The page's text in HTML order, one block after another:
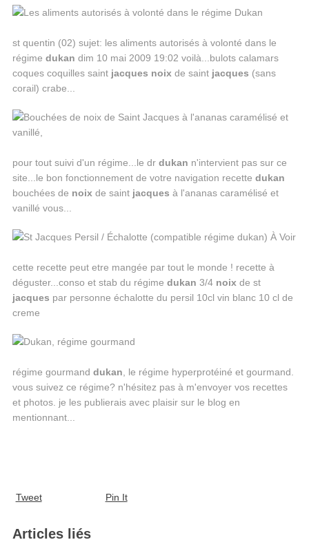
st quentin (02) sujet: les aliments autorisés à volonté dans le
régime dukan dim 10 mai 2009 19:02 voilà...bulots calamars
coques coquilles saint jacques noix de saint jacques (sans
corail) crabe...
pour tout suivi d'un régime...le dr dukan n'intervient pas sur ce
site...le bon fonctionnement de votre navigation recette dukan
bouchées de noix de saint jacques à l'ananas caramélisé et
vanillé vous...
cette recette peut etre mangée par tout le monde ! recette à
déguster...conso et stab du régime dukan 3/4 noix de st
jacques par personne échalotte du persil 10cl vin blanc 10 cl de
creme
régime gourmand dukan , le régime hyperprotéiné et gourmand.
vous suivez ce régime? n'hésitez pas à m'envoyer vos recettes
et photos. je les publierais avec plaisir sur le blog en
mentionnant...
Tweet Pin It
Articles liés